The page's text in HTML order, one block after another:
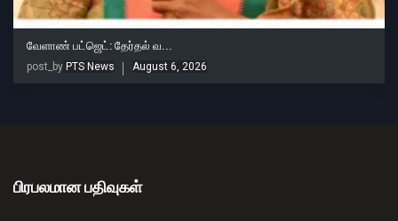
வேளாண் பட்ஜெட்: தேர்தல் வ...
post_by PTS News August 6, 2026
பிரபலமான பதிவுகள்